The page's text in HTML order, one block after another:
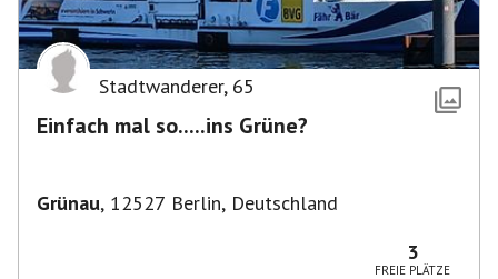
Stadtwanderer, 65
Einfach mal so.....ins Grüne?
Grünau, 12527 Berlin, Deutschland
3
FREIE PLÄTZE